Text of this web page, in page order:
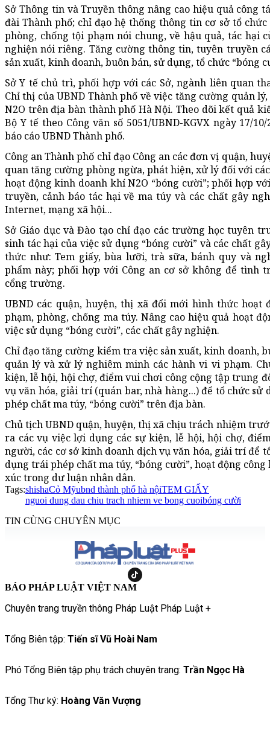
Sở Thông tin và Truyền thông nâng cao hiệu quả công
đài Thành phố; chỉ đạo hệ thống thông tin cơ sở tổ
phòng, chống tội phạm nói chung, về hậu quả, tác hại
nghiện nói riêng. Tăng cường thông tin, tuyên truyền
sản xuất, kinh doanh, buôn bán, sử dụng, tổ chức “bóng
Sở Y tế chủ trì, phối hợp với các Sở, ngành liên quan
Chỉ thị của UBND Thành phố về việc tăng cường quản
N2O trên địa bàn thành phố Hà Nội. Theo dõi kết quả
Bộ Y tế theo Công văn số 5051/UBND-KGVX ngày 17/
báo cáo UBND Thành phố.
Công an Thành phố chỉ đạo Công an các đơn vị quận,
quan tăng cường phòng ngừa, phát hiện, xử lý đối với
hoạt động kinh doanh khí N2O “bóng cười”; phối hợp
truyền, cảnh báo tác hại về ma túy và các chất gây
Internet, mạng xã hội...
Sở Giáo dục và Đào tạo chỉ đạo các trường học tuyên
sinh tác hại của việc sử dụng “bóng cười” và các chất
thức như: Tem giấy, bùa lưỡi, trà sữa, bánh quy và
phẩm này; phối hợp với Công an cơ sở không để tình
cổng trường.
UBND các quận, huyện, thị xã đổi mới hình thức hoạt
phạm, phòng, chống ma túy. Nâng cao hiệu quả hoạt
việc sử dụng “bóng cười”, các chất gây nghiện.
Chỉ đạo tăng cường kiểm tra việc sản xuất, kinh doanh,
quản lý và xử lý nghiêm minh các hành vi vi phạm.
kiện, lễ hội, hội chợ, điểm vui chơi công cộng tập trung
vụ văn hóa, giải trí (quán bar, nhà hàng...) để tổ chức
phép chất ma túy, “bóng cười” trên địa bàn.
Chủ tịch UBND quận, huyện, thị xã chịu trách nhiệm
ra các vụ việc lợi dụng các sự kiện, lễ hội, hội chợ,
người, các cơ sở kinh doanh dịch vụ văn hóa, giải trí để
dụng trái phép chất ma túy, “bóng cười”, hoạt động
xúc trong dư luận nhân dân.
Tags:shishaCỏ Mỹubnd thành phố hà nộiTEM GIẤY
nguoi dung dau chiu trach nhiem ve bong cuoibóng cười
TIN CÙNG CHUYÊN MỤC
BÁO PHÁP LUẬT VIỆT NAM
Chuyên trang truyền thông Pháp Luật Pháp Luật +
Tổng Biên tập: Tiến sĩ Vũ Hoài Nam
Phó Tổng Biên tập phụ trách chuyên trang: Trần Ngọc Hà
Tổng Thư ký: Hoàng Văn Vượng